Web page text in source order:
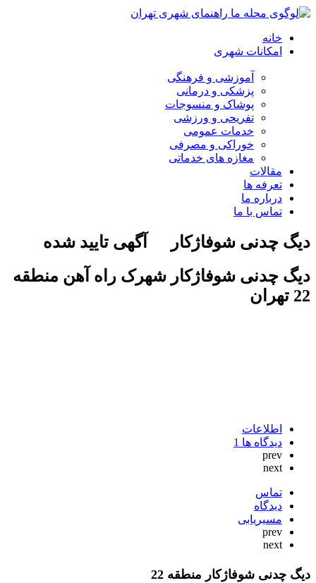
خانه
امکانات شهری
آموزشی و فرهنگی
پزشکی و درمانی
پوشاک و منسوجات
تفریحی و ورزشی
خدمات عمومی
خوراکی و مصرفی
مغازه های خدماتی
مقالات
تعرفه ها
درباره ما
تماس با ما
دیگ چدنی شوفاژکار
آگهی تایید شده
دیگ چدنی شوفاژکار شهرک راه آهن منطقه
22 تهران
اطلاعات
دیدگاه ها 1
prev
next
تماس
دیدگاه
مسیریابی
prev
next
دیگ چدنی شوفاژکار منطقه 22